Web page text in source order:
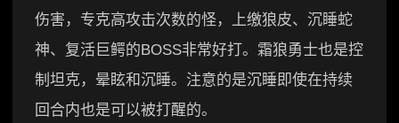
伤害，专克高攻击次数的怪，上缴狼皮、沉睡蛇
神、复活巨鳄的BOSS非常好打。霜狼勇士也是控
制坦克，晕眩和沉睡。注意的是沉睡即使在持续
回合内也是可以被打醒的。